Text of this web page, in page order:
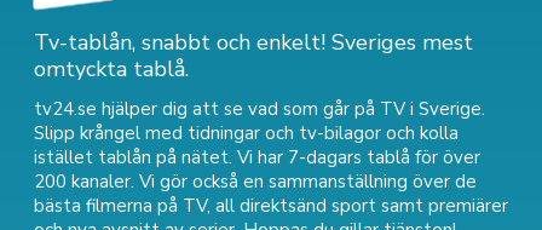
Tv-tablån, snabbt och enkelt! Sveriges mest
omtyckta tablå.
tv24.se hjälper dig att se vad som går på TV i Sverige.
Slipp krångel med tidningar och tv-bilagor och kolla
istället tablån på nätet. Vi har 7-dagars tablå för över
200 kanaler. Vi gör också en sammanställning över de
bästa filmerna på TV, all direktsänd sport samt premiärer